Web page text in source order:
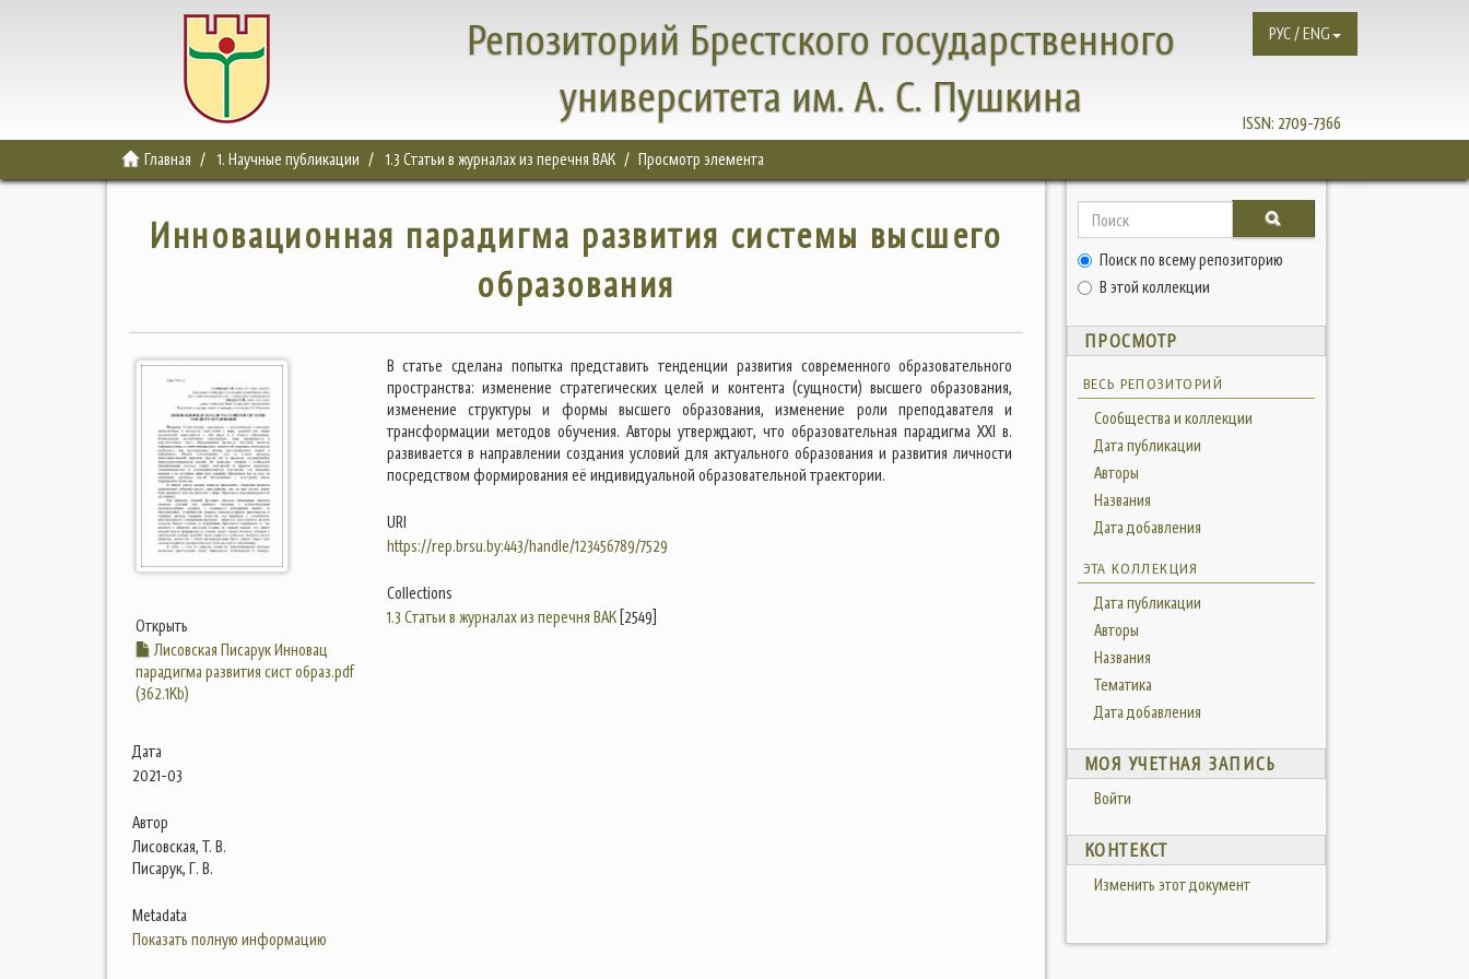
Репозиторий Брестского государственного
университета им. А. С. Пушкина
ISSN: 2709-7366
РУС / ENG
Главная 1. Научные публикации 1.3 Статьи в журналах из перечня ВАК Просмотр элемента
Инновационная парадигма развития системы высшего
образования
Открыть
Лисовская Писарук Инновац
парадигма развития сист образ.pdf
(362.1Kb)
Дата
2021-03
Автор
Лисовская, Т. В.
Писарук, Г. В.
Metadata
Показать полную информацию
В статье сделана попытка представить тенденции развития современного образовательного
пространства: изменение стратегических целей и контента (сущности) высшего образования,
изменение структуры и формы высшего образования, изменение роли преподавателя и
трансформации методов обучения. Авторы утверждают, что образовательная парадигма XXI в.
развивается в направлении создания условий для актуального образования и развития личности
посредством формирования её индивидуальной образовательной траектории.
URI
https://rep.brsu.by:443/handle/123456789/7529
Collections
1.3 Статьи в журналах из перечня ВАК[2549]
Поиск по всему репозиторию
В этой коллекции
ПРОСМОТР
ВЕСЬ РЕПОЗИТОРИЙ
Сообщества и коллекции
Дата публикации
Авторы
Названия
Дата добавления
ЭТА КОЛЛЕКЦИЯ
Дата публикации
Авторы
Названия
Тематика
Дата добавления
МОЯ УЧЕТНАЯ ЗАПИСЬ
Войти
КОНТЕКСТ
Изменить этот документ